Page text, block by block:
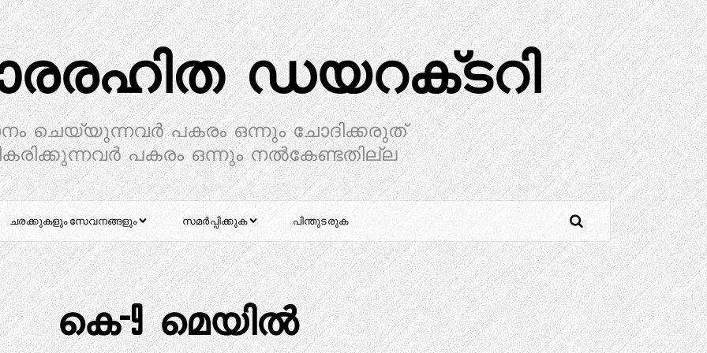
ഡയറക്‌ടറി
ചെയ്യുന്നവർ പകരം ഒന്നും ചോദിക്കരുത്
പകരം ഒന്നും നൽകേണ്ടതില്ല
ചരക്കുകളും സേവനങ്ങളും സമർപ്പിക്കുക പിന്തുടരുക
കെ-9 ​​മെയിൽ